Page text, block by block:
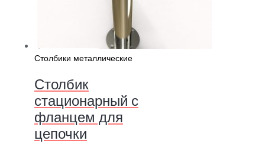
Столбики металлические
Столбик
стационарный с
фланцем для
цепочки